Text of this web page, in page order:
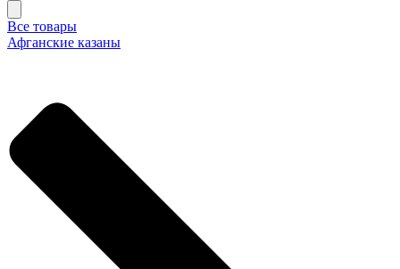
Все товары
Афганские казаны